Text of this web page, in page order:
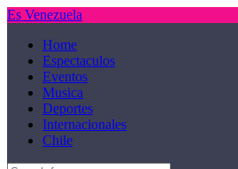
Es Venezuela
Home
Espectaculos
Eventos
Musica
Deportes
Internacionales
Chile